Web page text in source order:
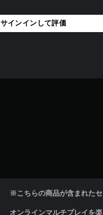
サインインして評価
※こちらの商品が含まれた
オンラインマルチプレイを